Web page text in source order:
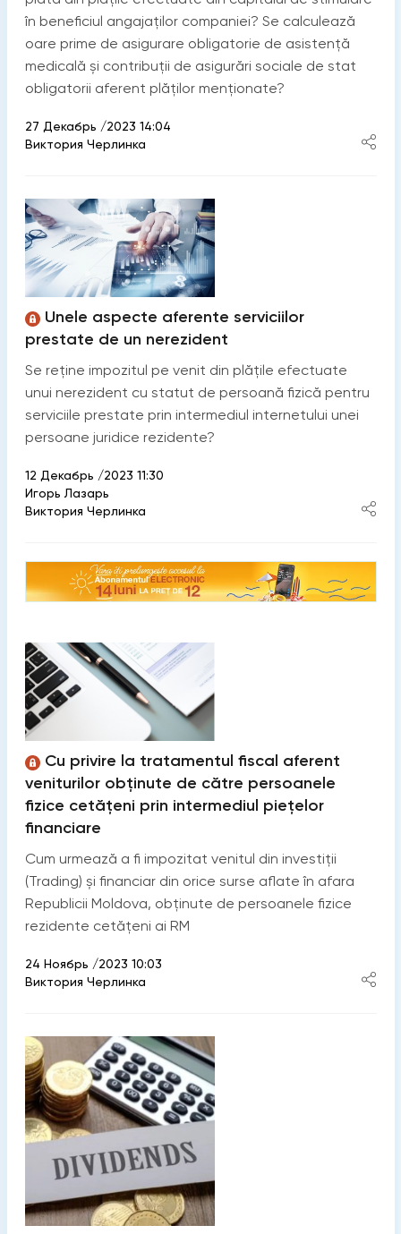
în beneficiul angajaților companiei? Se calculează
oare prime de asigurare obligatorie de asistență
medicală și contribuții de asigurări sociale de stat
obligatorii aferent plăților menționate?
27 Декабрь /2023 14:04
Виктория Черлинка
Unele aspecte aferente serviciilor
prestate de un nerezident
Se reține impozitul pe venit din plățile efectuate
unui nerezident cu statut de persoană fizică pentru
serviciile prestate prin intermediul internetului unei
persoane juridice rezidente?
12 Декабрь /2023 11:30
Игорь Лазарь
Виктория Черлинка
Cu privire la tratamentul fiscal aferent
veniturilor obținute de către persoanele
fizice cetățeni prin intermediul piețelor
financiare
Cum urmează a fi impozitat venitul din investiții
(Trading) și financiar din orice surse aflate în afara
Republicii Moldova, obținute de persoanele fizice
rezidente cetățeni ai RM
24 Ноябрь /2023 10:03
Виктория Черлинка